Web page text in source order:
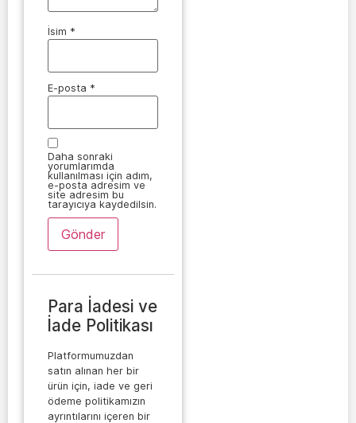
İsim *
E-posta *
Daha sonraki
yorumlarımda
kullanılması için adım,
e-posta adresim ve
site adresim bu
tarayıcıya kaydedilsin.
Para İadesi ve
İade Politikası
Platformumuzdan
satın alınan her bir
ürün için, iade ve geri
ödeme politikamızın
ayrıntılarını içeren bir